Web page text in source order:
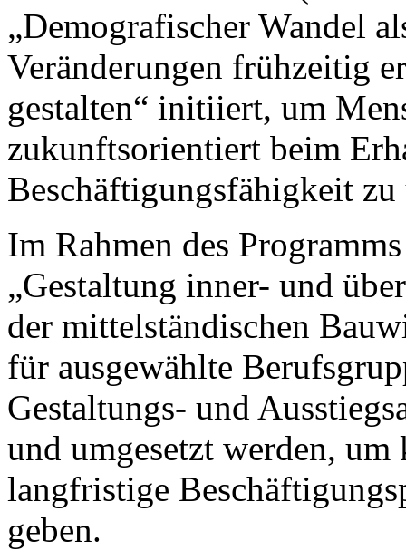
„Demografischer Wandel
Veränderungen frühzeitig
gestalten“ initiiert, um
zukunftsorientiert beim
Beschäftigungsfähigkeit zu
Im Rahmen des
„Gestaltung inner- und
der mittelständischen
für ausgewählte
Gestaltungs- und
und umgesetzt werden,
langfristige
geben.